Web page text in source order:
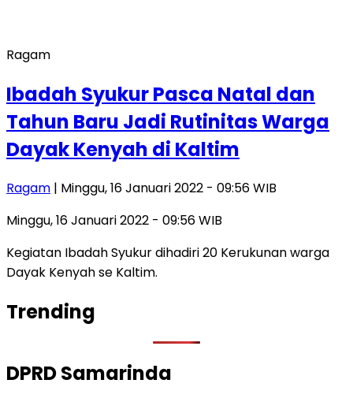
Ragam
Ibadah Syukur Pasca Natal dan
Tahun Baru Jadi Rutinitas Warga
Dayak Kenyah di Kaltim
Ragam | Minggu, 16 Januari 2022 - 09:56 WIB
Minggu, 16 Januari 2022 - 09:56 WIB
Kegiatan Ibadah Syukur dihadiri 20 Kerukunan warga
Dayak Kenyah se Kaltim.
Trending
DPRD Samarinda